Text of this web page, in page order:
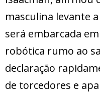
masculina levante
será embarcada
robótica rumo ao
declaração
de torcedores e